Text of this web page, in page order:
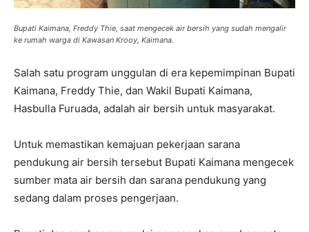
Bupati Kaimana, Freddy Thie, saat mengecek air bersih yang sudah mengalir
ke rumah warga di Kawasan Krooy, Kaimana.
Salah satu program unggulan di era kepemimpinan Bupati
Kaimana, Freddy Thie, dan Wakil Bupati Kaimana,
Hasbulla Furuada, adalah air bersih untuk masyarakat.
Untuk memastikan kemajuan pekerjaan sarana
pendukung air bersih tersebut Bupati Kaimana mengecek
sumber mata air bersih dan sarana pendukung yang
sedang dalam proses pengerjaan.